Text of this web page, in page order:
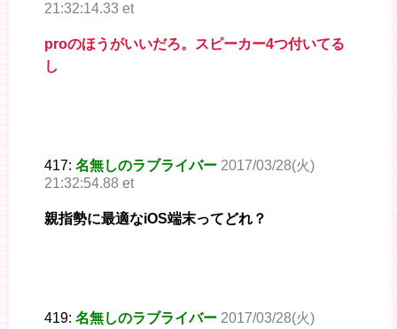
21:32:14.33 et
proのほうがいいだろ。スピーカー4つ付いてる
し
417: 名無しのラブライバー 2017/03/28(火)
21:32:54.88 et
親指勢に最適なiOS端末ってどれ？
419: 名無しのラブライバー 2017/03/28(火)